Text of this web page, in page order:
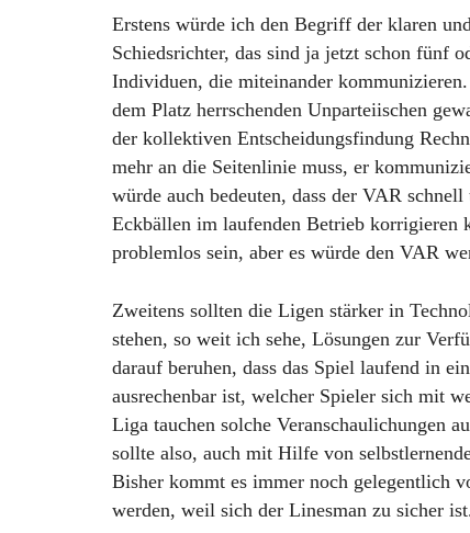
Erstens würde ich den Begriff der klaren
Schiedsrichter, das sind ja jetzt schon fünf
Individuen, die miteinander
dem Platz herrschenden Unparteiischen
der kollektiven Entscheidungsfindung
mehr an die Seitenlinie muss, er
würde auch bedeuten, dass der VAR
Eckbällen im laufenden Betrieb
problemlos sein, aber es würde den VAR
Zweitens sollten die Ligen stärker in
stehen, so weit ich sehe, Lösungen zur
darauf beruhen, dass das Spiel laufend in
ausrechenbar ist, welcher Spieler sich mit
Liga tauchen solche Veranschaulichungen
sollte also, auch mit Hilfe von
Bisher kommt es immer noch gelegentlich
werden, weil sich der Linesman zu sicher